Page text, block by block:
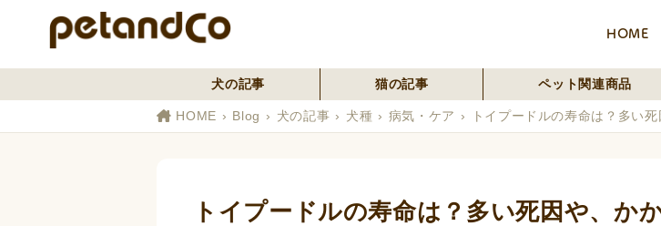
HOME
犬の記事 猫の記事 ペット関連商品
HOME Blog 犬の記事 犬種 病気・ケア トイプードルの寿命は？多い
トイプードルの寿命は？多い死因や、か